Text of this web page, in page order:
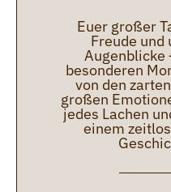
Euer großer
Freude
Augenblicke
besonderen
von den
großen
jedes Lachen
einem